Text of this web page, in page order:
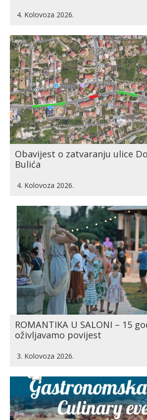
4. Kolovoza 2026.
Obavijest o zatvaranju ulice
Bulića
4. Kolovoza 2026.
ROMANTIKA U SALONI – 15
oživljavamo povijest
3. Kolovoza 2026.